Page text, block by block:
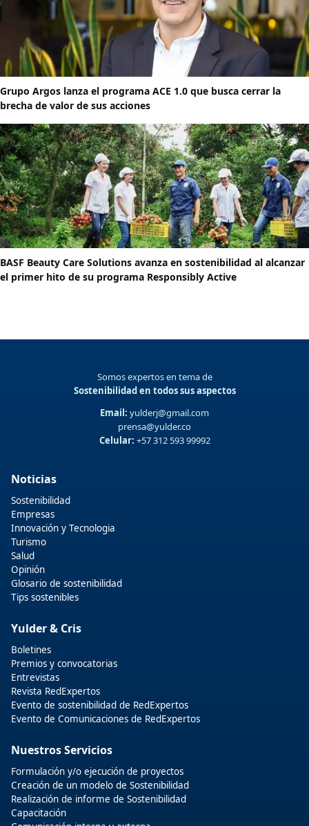
Grupo Argos lanza el programa ACE 1.0 que busca cerrar la
brecha de valor de sus acciones
BASF Beauty Care Solutions avanza en sostenibilidad al alcanzar
el primer hito de su programa Responsibly Active
Somos expertos en tema de
Sostenibilidad en todos sus aspectos
Email: yulderj@gmail.com
prensa@yulder.co
Celular: +57 312 593 99992
Noticias
Sostenibilidad
Empresas
Innovación y Tecnologia
Turismo
Salud
Opinión
Glosario de sostenibilidad
Tips sostenibles
Yulder & Cris
Boletines
Premios y convocatorias
Entrevistas
Revista RedExpertos
Evento de sostenibilidad de RedExpertos
Evento de Comunicaciones de RedExpertos
Nuestros Servicios
Formulación y/o ejecución de proyectos
Creación de un modelo de Sostenibilidad
Realización de informe de Sostenibilidad
Capacitación